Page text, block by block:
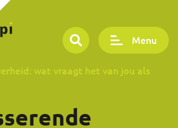
Menu
wat vraagt het van jou als